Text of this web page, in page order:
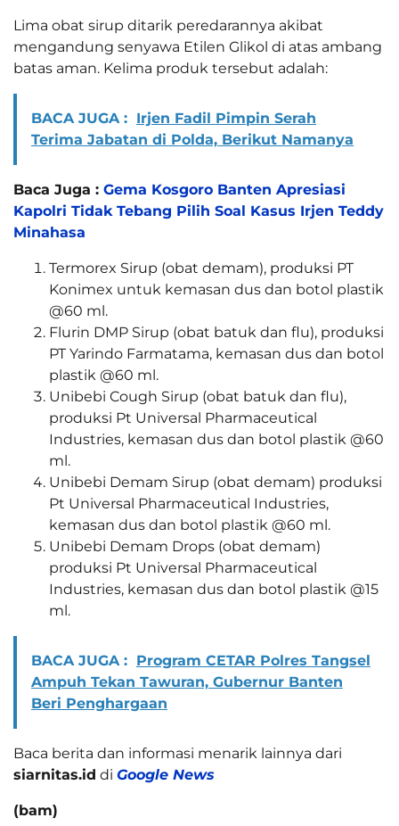
Lima obat sirup ditarik peredarannya akibat
mengandung senyawa Etilen Glikol di atas ambang
batas aman. Kelima produk tersebut adalah:
BACA JUGA : Irjen Fadil Pimpin Serah
Terima Jabatan di Polda, Berikut Namanya
Baca Juga : Gema Kosgoro Banten Apresiasi
Kapolri Tidak Tebang Pilih Soal Kasus Irjen Teddy
Minahasa
Termorex Sirup (obat demam), produksi PT
Konimex untuk kemasan dus dan botol plastik
@60 ml.
Flurin DMP Sirup (obat batuk dan flu), produksi
PT Yarindo Farmatama, kemasan dus dan botol
plastik @60 ml.
Unibebi Cough Sirup (obat batuk dan flu),
produksi Pt Universal Pharmaceutical
Industries, kemasan dus dan botol plastik @60
ml.
Unibebi Demam Sirup (obat demam) produksi
Pt Universal Pharmaceutical Industries,
kemasan dus dan botol plastik @60 ml.
Unibebi Demam Drops (obat demam)
produksi Pt Universal Pharmaceutical
Industries, kemasan dus dan botol plastik @15
ml.
BACA JUGA : Program CETAR Polres Tangsel
Ampuh Tekan Tawuran, Gubernur Banten
Beri Penghargaan
Baca berita dan informasi menarik lainnya dari
siarnitas.id di Google News
(bam)